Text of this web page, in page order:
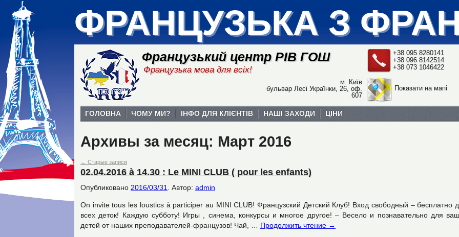
ФРАНЦУЗЬКА З
Французький центр РІВ ГОШ
Французька мова для всіх!
+38 095 8280141
+38 096 8142514
+38 073 1046422
Показати на мапі
м. Київ
бульвар Лесі Українки, 26, оф.
607
ГОЛОВНА ЧОМУ МИ? ІНФО ДЛЯ КЛІЄНТІВ НАШІ ЗАХОДИ ЦІНИ
Архивы за месяц: Март 2016
← Старые записи
02.04.2016 à 14.30 : Le MINI CLUB ( pour les enfants)
Опубликовано 2016/03/31 Автор: admin
On invite tous les loustics à participer au MINI CLUB! Французский Детский Клуб! Вход свободный – бесплатно
всех деток! Каждую субботу! Игры , синема, конкурсы и многое другое! – Весело и познавательно для
детей от наших преподавателей-французов! Чай, … Продолжить чтение →